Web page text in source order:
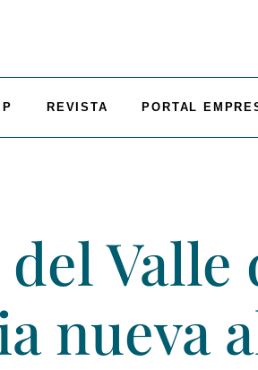
REVISTA PORTAL
Valle
nueva